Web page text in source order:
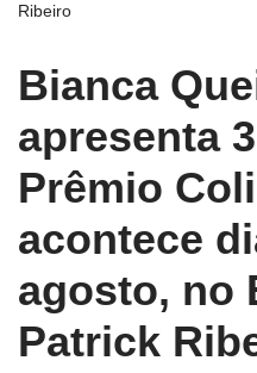
Ribeiro
Bianca
apresenta
Prêmio
acontece
agosto, no
Patrick